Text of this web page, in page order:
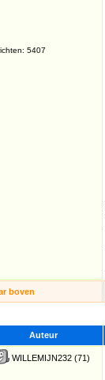
5407
boven
Auteur
WILLEMIJN232 (71)